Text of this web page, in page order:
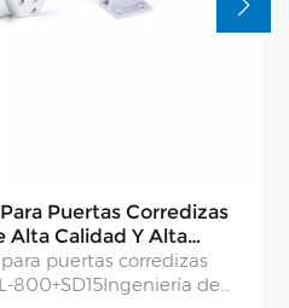
Puertas Corredizas
Alta Calidad Y Alta
Puertas Corredizas De
puertas corredizas
800+SD15Ingeniería de